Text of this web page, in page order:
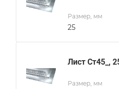
Размер, мм
25
Лист Ст45_,
Размер, мм